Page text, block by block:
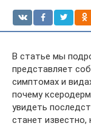
В статье мы
представляет
симптомах и
почему
увидеть
станет известно,